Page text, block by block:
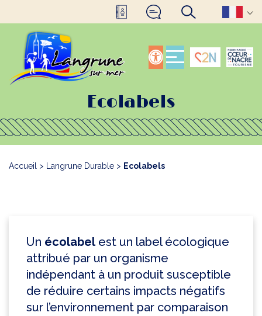
Ecolabels
Accueil > Langrune Durable > Ecolabels
Un écolabelest un label écologique
attribué par un organisme
indépendant à un produit susceptible
de réduire certains impacts négatifs
sur l’environnement par comparaison